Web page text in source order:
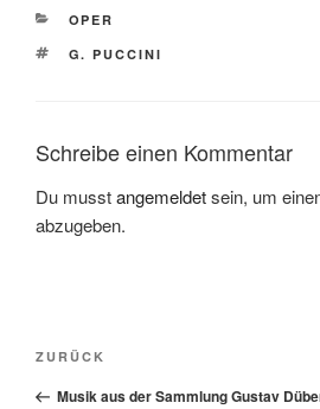
KATEGORIEN
OPER
SCHLAGWÖRTER
G. PUCCINI
Schreibe einen Kommentar
Du musstangemeldetsein, um
abzugeben.
Beitragsnavigation
Vorheriger
Beitrag
ZURÜCK
Musik aus der Sammlung Gustav